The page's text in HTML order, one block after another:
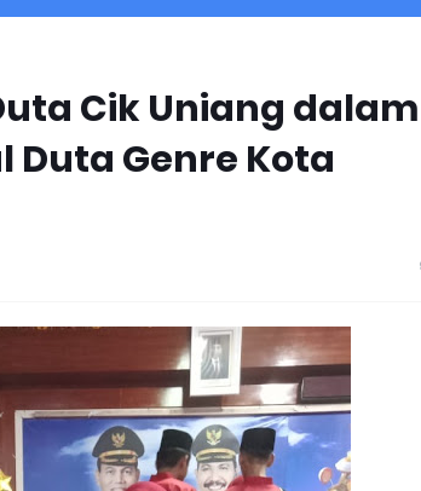
Cik Uniang dalam
Duta Genre Kota